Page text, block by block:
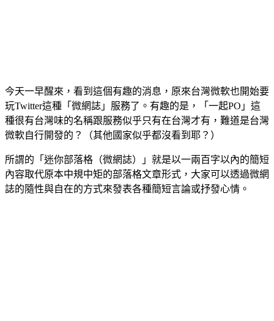
今天一早醒來，看到這個有趣的消息，原來台灣微軟也開始要
玩Twitter這種「微網誌」服務了。有趣的是，「一起PO」這
種很有台灣味的名稱跟服務似乎只有在台灣才有，難道是台灣
微軟自行開發的？（其他國家似乎都沒看到耶？）
所謂的「迷你部落格（微網誌）」就是以一兩百字以內的簡短
內容取代原本中規中矩的部落格文章形式，大家可以透過微網
誌的隨性與自在的方式來發表各種簡短言論或抒發心情。